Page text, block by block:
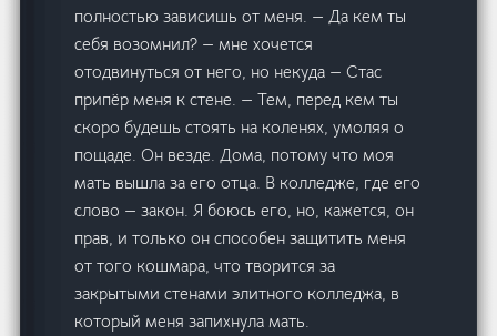
полностью зависишь от меня. — Да кем ты
себя возомнил? — мне хочется
отодвинуться от него, но некуда — Стас
припёр меня к стене. — Тем, перед кем ты
скоро будешь стоять на коленях, умоляя о
пощаде. Он везде. Дома, потому что моя
мать вышла за его отца. В колледже, где его
слово — закон. Я боюсь его, но, кажется, он
прав, и только он способен защитить меня
от того кошмара, что творится за
закрытыми стенами элитного колледжа, в
который меня запихнула мать.